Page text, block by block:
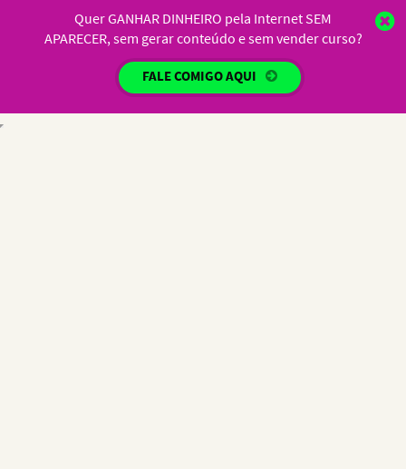
Quer GANHAR DINHEIRO pela Internet SEM
APARECER, sem gerar conteúdo e sem vender curso?
FALE COMIGO AQUI